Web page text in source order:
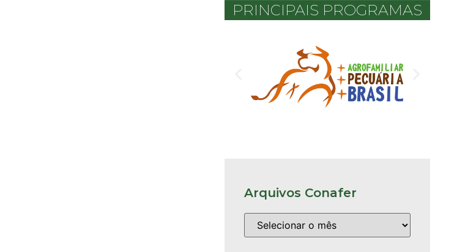
PRINCIPAIS PROGRAMAS
Arquivos Conafer